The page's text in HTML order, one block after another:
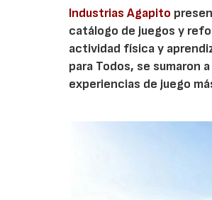
Industrias Agapito
catálogo de juegos y
actividad física y
para Todos, se sumaron
experiencias de juego